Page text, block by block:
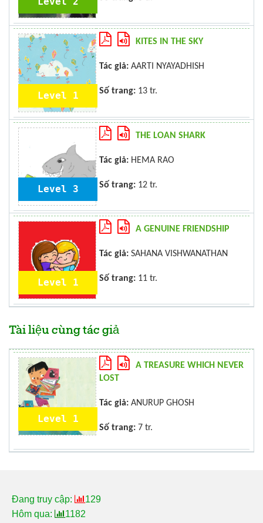
Level 1
KITES IN THE SKY
Tác giả: AARTI NYAYADHISH
Số trang: 13 tr.
Level 3
THE LOAN SHARK
Tác giả: HEMA RAO
Số trang: 12 tr.
Level 1
A GENUINE FRIENDSHIP
Tác giả: SAHANA VISHWANATHAN
Số trang: 11 tr.
Tài liệu cùng tác giả
Level 1
A TREASURE WHICH NEVER
LOST
Tác giả: ANURUP GHOSH
Số trang: 7 tr.
Đang truy cập:
129
Hôm qua:
1182